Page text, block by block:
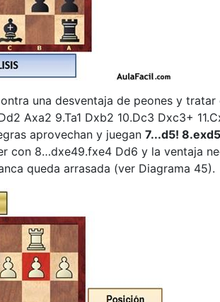
una desventaja de peones y tratar
Axa2 9.Ta1 Dxb2 10.Dc3 Dxc3+
aprovechan y juegan 7...d5! 8.exd5
con 8…dxe49.fxe4 Dd6 y la ventaja
queda arrasada (ver Diagrama 45).